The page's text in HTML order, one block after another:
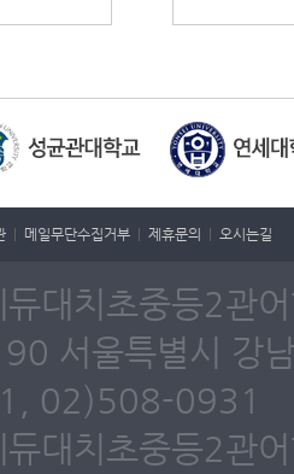
메일무단수집거부 제휴문의 오시는길
듀대치초중등2
서울특별시 강
02)508-0931
듀대치초중등2관